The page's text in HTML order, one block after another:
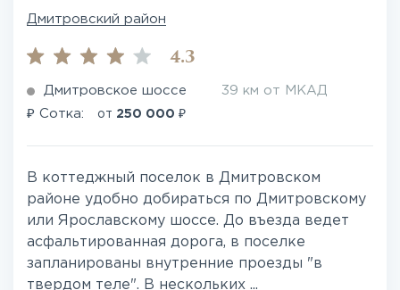
Дмитровский район
4.3
Дмитровское шоссе 39 км от МКАД
₽ Сотка: от 250 000 ₽
В коттеджный поселок в Дмитровском
районе удобно добираться по Дмитровскому
или Ярославскому шоссе. До въезда ведет
асфальтированная дорога, в поселке
запланированы внутренние проезды "в
твердом теле". В нескольких ...